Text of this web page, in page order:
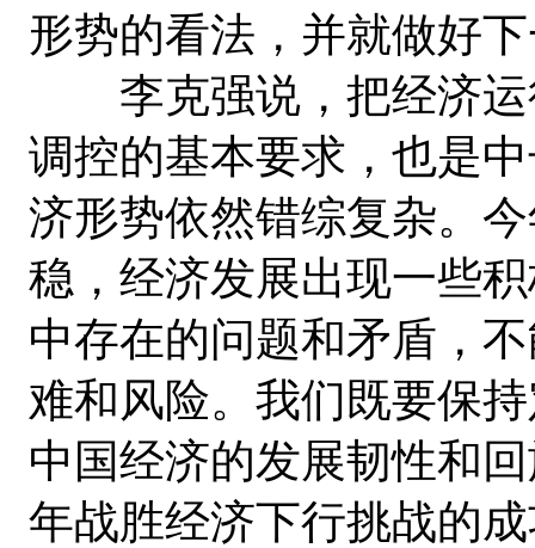
形势的看法，并就做好
李克强说，把经济运
调控的基本要求，也是
济形势依然错综复杂。
稳，经济发展出现一些
中存在的问题和矛盾，
难和风险。我们既要保
中国经济的发展韧性和
年战胜经济下行挑战的